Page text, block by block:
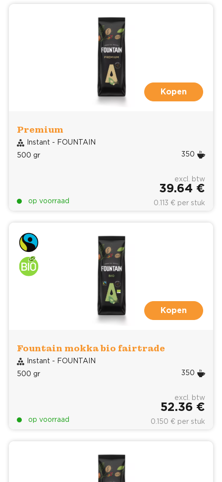
Kopen
Premium
Instant - FOUNTAIN
500 gr
350
op voorraad
excl. btw
39.64 €
0.113 € per stuk
Kopen
Fountain mokka bio fairtrade
Instant - FOUNTAIN
500 gr
350
op voorraad
excl. btw
52.36 €
0.150 € per stuk